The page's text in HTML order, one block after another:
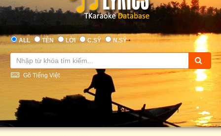
ALL TÊN LỜI C.SỸ N.SỸ
Gõ Tiếng Việt